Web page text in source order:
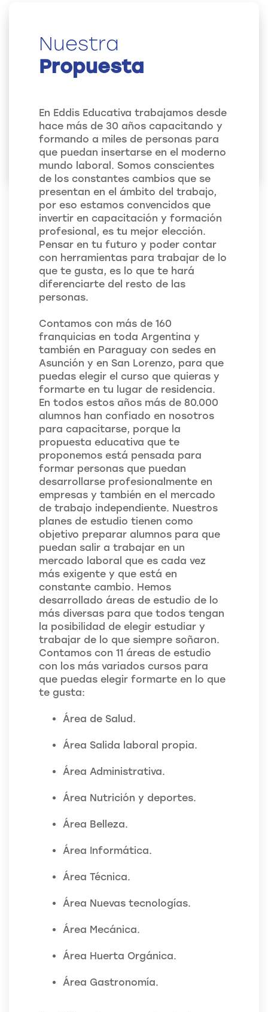
Nuestra
Propuesta
En Eddis Educativa trabajamos desde
hace más de 30 años capacitando y
formando a miles de personas para
que puedan insertarse en el moderno
mundo laboral. Somos conscientes
de los constantes cambios que se
presentan en el ámbito del trabajo,
por eso estamos convencidos que
invertir en capacitación y formación
profesional, es tu mejor elección.
Pensar en tu futuro y poder contar
con herramientas para trabajar de lo
que te gusta, es lo que te hará
diferenciarte del resto de las
personas.
Contamos con más de 160
franquicias en toda Argentina y
también en Paraguay con sedes en
Asunción y en San Lorenzo, para que
puedas elegir el curso que quieras y
formarte en tu lugar de residencia.
En todos estos años más de 80.000
alumnos han confiado en nosotros
para capacitarse, porque la
propuesta educativa que te
proponemos está pensada para
formar personas que puedan
desarrollarse profesionalmente en
empresas y también en el mercado
de trabajo independiente. Nuestros
planes de estudio tienen como
objetivo preparar alumnos para que
puedan salir a trabajar en un
mercado laboral que es cada vez
más exigente y que está en
constante cambio. Hemos
desarrollado áreas de estudio de lo
más diversas para que todos tengan
la posibilidad de elegir estudiar y
trabajar de lo que siempre soñaron.
Contamos con 11 áreas de estudio
con los más variados cursos para
que puedas elegir formarte en lo que
te gusta:
Área de Salud.
Área Salida laboral propia.
Área Administrativa.
Área Nutrición y deportes.
Área Belleza.
Área Informática.
Área Técnica.
Área Nuevas tecnologías.
Área Mecánica.
Área Huerta Orgánica.
Área Gastronomía.